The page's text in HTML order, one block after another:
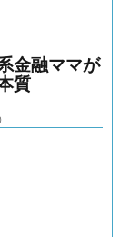
金融ママが
質